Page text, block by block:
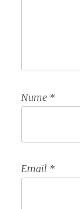
Nume *
Email *